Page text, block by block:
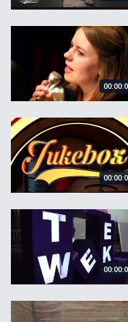
House Dat Shit -
TWEEK - 4
Lift Up de Afra Kane